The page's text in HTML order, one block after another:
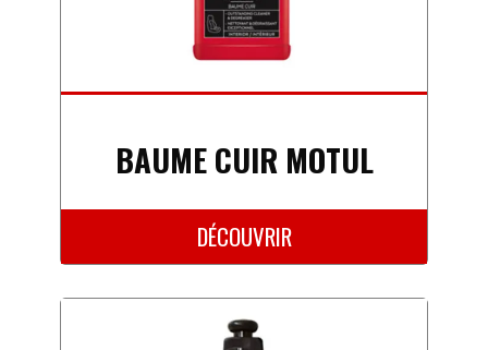
BAUME CUIR MOTUL
DÉCOUVRIR